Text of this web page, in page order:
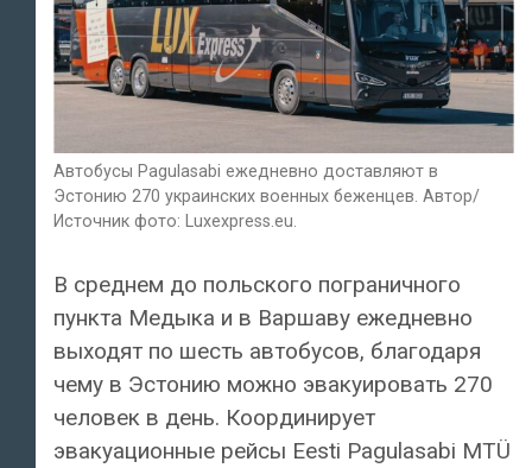
Автобусы Pagulasabi ежедневно доставляют в
Эстонию 270 украинских военных беженцев. Автор/
Источник фото: Luxexpress.eu.
В среднем до польского пограничного
пункта Медыка и в Варшаву ежедневно
выходят по шесть автобусов, благодаря
чему в Эстонию можно эвакуировать 270
человек в день. Координирует
эвакуационные рейсы Eesti Pagulasabi MTÜ